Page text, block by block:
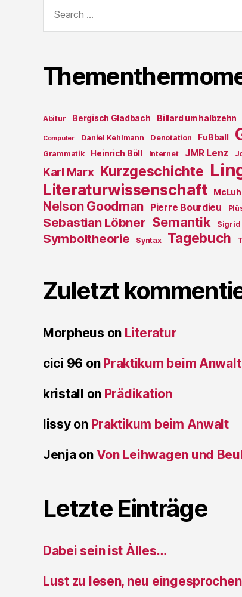
for:
Abitur Bergisch Gladbach Billard um halbzehn
Computer Daniel Kehlmann Denotation Fußball
Grammatik Heinrich Böll Internet JMR Lenz
Karl Marx Kurzgeschichte
Literaturwissenschaft
Nelson Goodman Pierre Bourdieu
Sebastian Löbner Semantik Sigrid
Symboltheorie Syntax Tagebuch
Zuletzt
Morpheus on Literatur
cici 96 on Praktikum beim Anwalt
kristall on Prädikation
lissyon Praktikum beim Anwalt
Jenjaon Von Leihwagen und
Letzte Einträge
Dabei sein ist Àlles…
Lust zu lesen, neu eingesprochen